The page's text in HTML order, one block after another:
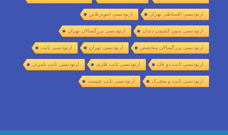
ارتودنسی اقساطی تهران ارتودنسی اینویزیلاین
ارتودنسی بدون کشیدن دندان ارتودنسی بزرگسالان تهران
ارتودنسی بزرگسالان متخصص ارتودنسی تهران ارتودنسی ثابت
ارتودنسی ثابت دو فک ارتودنسی ثابت فلزی ارتودنسی ثابت نامرئی
ارتودنسی ثابت و متحرک ارتودنسی ثابت چیست